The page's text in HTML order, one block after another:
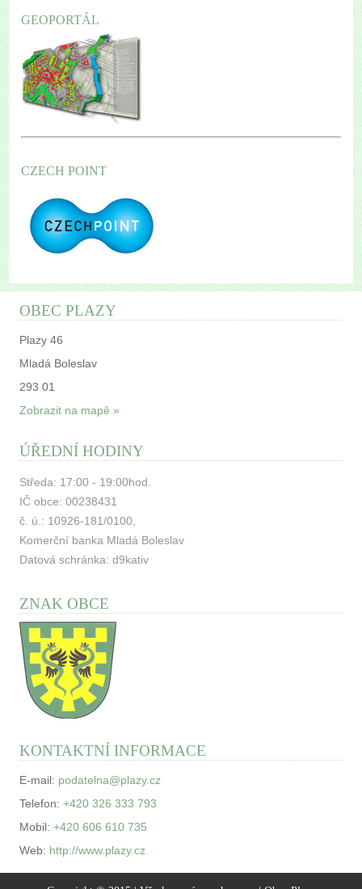
GEOPORTÁL
CZECH POINT
OBEC PLAZY
Plazy 46
Mladá Boleslav
293 01
Zobrazit na mapě »
ÚŘEDNÍ HODINY
Středa: 17:00 - 19:00hod.
IČ obce: 00238431
č. ú.: 10926-181/0100,
Komerční banka Mladá Boleslav
Datová schránka: d9kativ
ZNAK OBCE
KONTAKTNÍ INFORMACE
E-mail: podatelna@plazy.cz
Telefon: +420 326 333 793
Mobil: +420 606 610 735
Web: http://www.plazy.cz